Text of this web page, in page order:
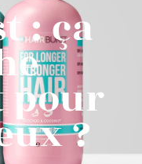
: ça
pour
?